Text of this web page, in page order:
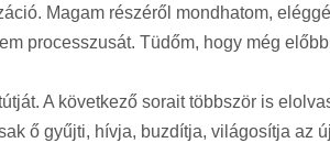
Magam részéről mondhatom,
processzusát. Tüdőm, hogy még
A következő sorait többször is
ő gyűjti, hívja, buzdítja, világosítja az